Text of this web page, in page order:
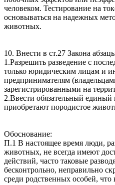
человеком. Тестирование на
основываться на надежных
животных.
10. Внести в ст.27 Закона
1.Разрешить разведение с
только юридическим лицам и
предпринимателям
зарегистрированными на
2.Ввести обязательный единый
приобретают породистое
Обоснование:
П.1 В настоящее время люди,
животных, не всегда имеют
действий, часто таковые
бесконтрольно, неправильно
среди родственных особей, что